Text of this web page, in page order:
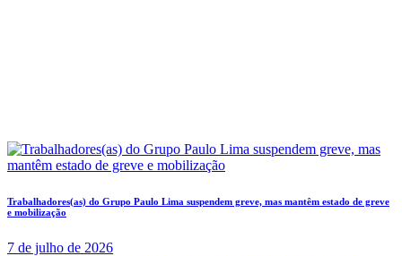
Trabalhadores(as) do Grupo Paulo Lima suspendem greve, mas mantêm estado de greve
e mobilização
7 de julho de 2026